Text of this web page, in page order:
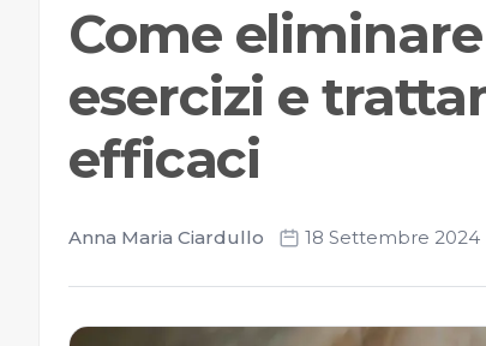
Come
esercizi e
efficaci
Anna Maria Ciardullo 18 Settembre 2024